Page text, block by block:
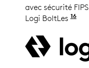
avec sécurité
Logi BoltLes 16